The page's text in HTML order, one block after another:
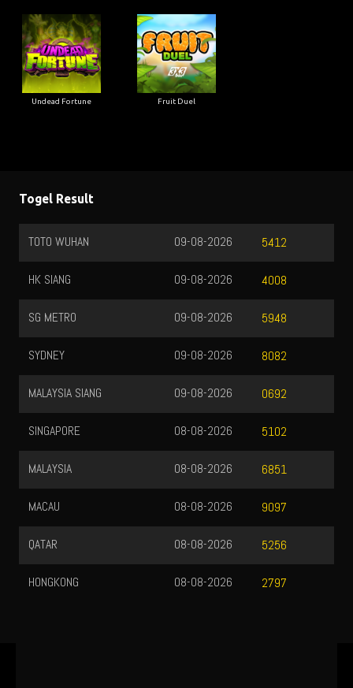
Undead Fortune Fruit Duel
Togel Result
TOTO WUHAN 5412
09-08-2026
HK SIANG 4008
09-08-2026
SG METRO 5948
09-08-2026
SYDNEY 8082
09-08-2026
MALAYSIA SIANG 0692
09-08-2026
SINGAPORE 5102
08-08-2026
MALAYSIA 6851
08-08-2026
MACAU 9097
08-08-2026
QATAR 5256
08-08-2026
HONGKONG 2797
08-08-2026